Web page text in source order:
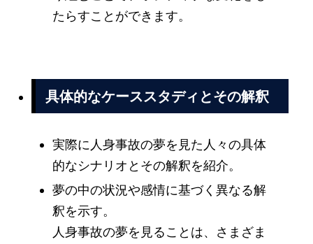
たらすことができます。
具体的なケーススタディとその解釈
実際に人身事故の夢を見た人々の具体
的なシナリオとその解釈を紹介。
夢の中の状況や感情に基づく異なる解
釈を示す。
人身事故の夢を見ることは、さまざま